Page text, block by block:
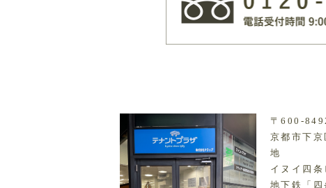
〒600-
京都市下
地
イヌイ四
地下鉄「四